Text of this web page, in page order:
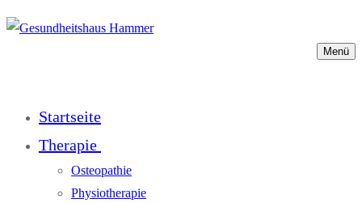
Menü
Startseite
Therapie
Osteopathie
Physiotherapie